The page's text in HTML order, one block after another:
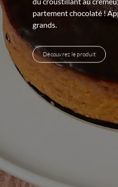
mélange de deux farines